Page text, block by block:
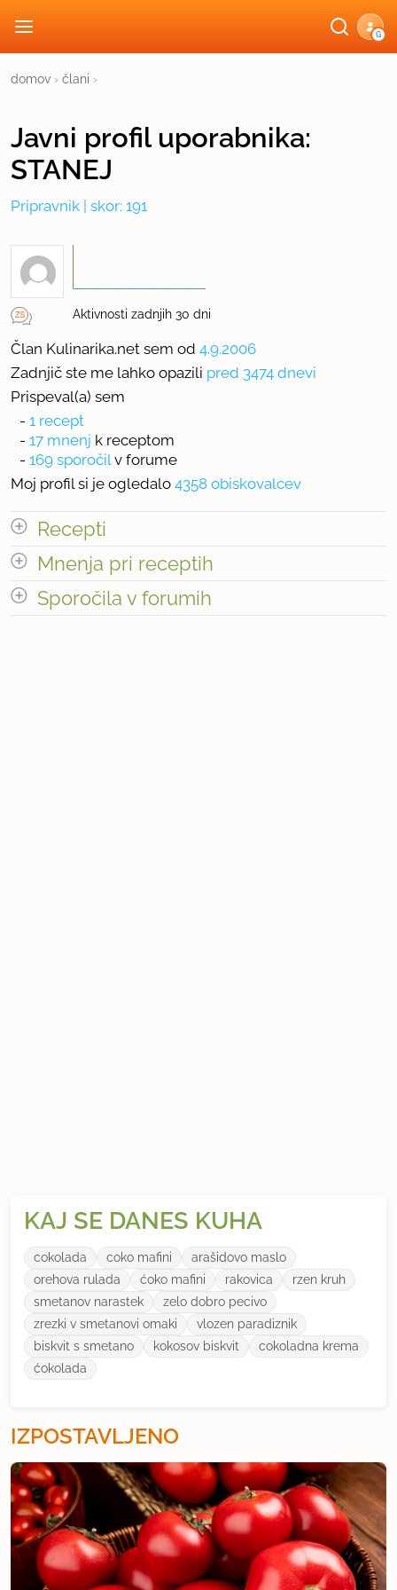
G
domov › člani ›
Javni profiluporabnika:
STANEJ
Pripravnik | skor: 191
Aktivnosti zadnjih 30 dni
Član Kulinarika.net sem od 4.9.2006
Zadnjič ste me lahko opazili pred 3474 dnevi
Prispeval(a) sem
- 1 recept
- 17 mnenj k receptom
- 169 sporočil v forume
Moj profil si je ogledalo 4358 obiskovalcev
Recepti
Število receptov: 1
Mnenja pri receptih
odpri vse
Sporočila v forumih
KAJ SE DANES KUHA
cokolada coko mafini
arašidovo maslo
orehova rulada
ćoko mafini rakovica
rzen kruh
smetanov narastek
zelo dobro pecivo
zrezki v smetanovi omaki
vlozen paradiznik
biskvit s smetano
kokosov biskvit
cokoladna krema
ćokolada
IZPOSTAVLJENO